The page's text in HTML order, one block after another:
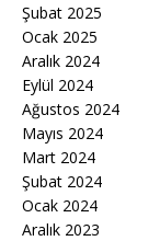
Şubat 2025
Ocak 2025
Aralık 2024
Eylül 2024
Ağustos 2024
Mayıs 2024
Mart 2024
Şubat 2024
Ocak 2024
Aralık 2023